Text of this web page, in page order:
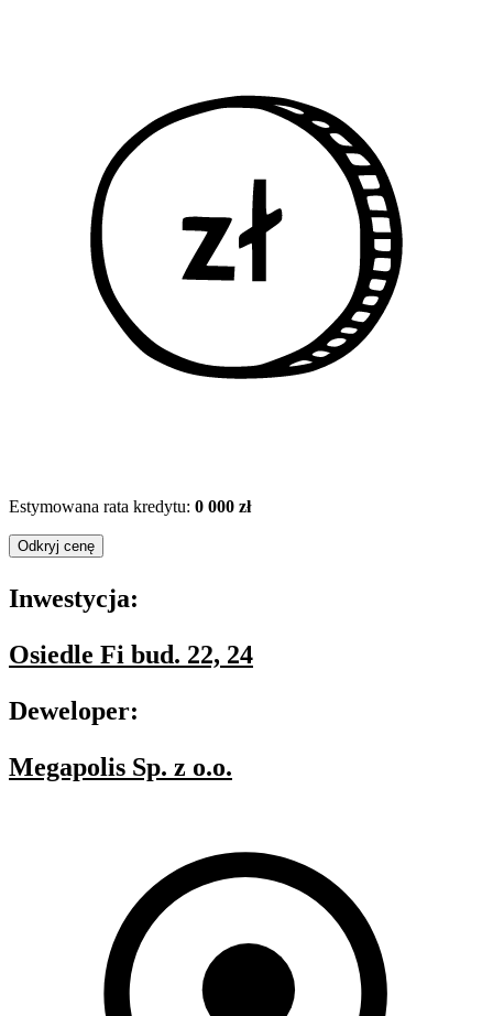
Estymowana rata kredytu: 0 000 zł
Odkryj cenę
Inwestycja:
Osiedle Fi bud. 22, 24
Deweloper:
Megapolis Sp. z o.o.